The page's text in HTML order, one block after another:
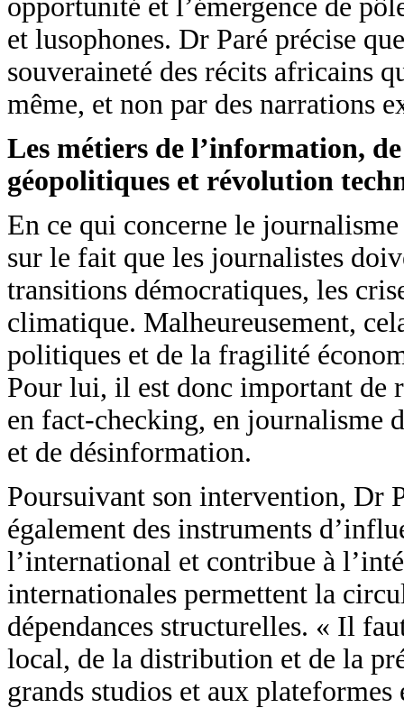
opportunité et l’émergence de
et lusophones. Dr Paré précise
souveraineté des récits africains
même, et non par des narrations
Les métiers de l’information,
géopolitiques et révolution
En ce qui concerne le
sur le fait que les journalistes
transitions démocratiques, les
climatique. Malheureusement,
politiques et de la fragilité
Pour lui, il est donc important de
en fact-checking, en journalisme
et de désinformation.
Poursuivant son intervention, Dr
également des instruments
l’international et contribue à
internationales permettent la
dépendances structurelles. « Il
local, de la distribution et de la
grands studios et aux